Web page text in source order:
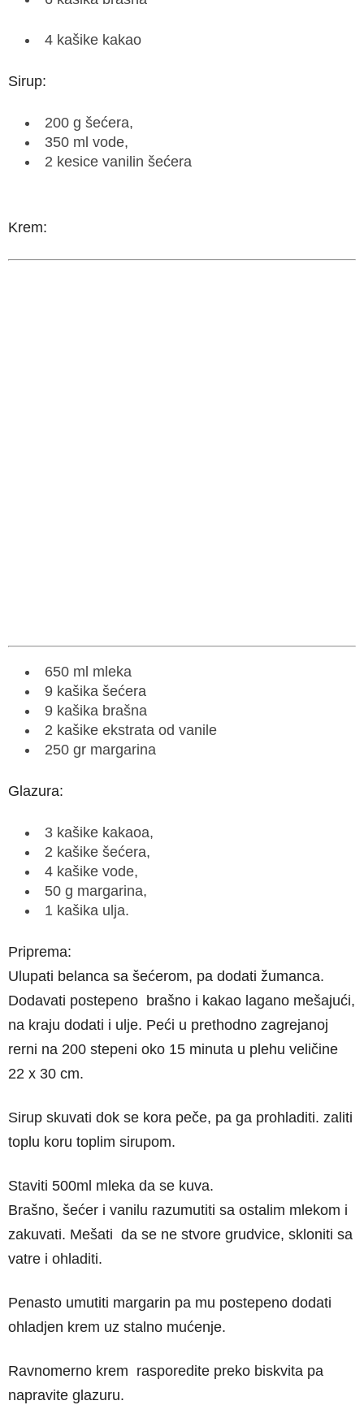
4 kašike kakao
Sirup:
200 g šećera,
350 ml vode,
2 kesice vanilin šećera
Krem:
650 ml mleka
9 kašika šećera
9 kašika brašna
2 kašike ekstrata od vanile
250 gr margarina
Glazura:
3 kašike kakaoa,
2 kašike šećera,
4 kašike vode,
50 g margarina,
1 kašika ulja.
Priprema:
Ulupati belanca sa šećerom, pa dodati žumanca.
Dodavati postepeno brašno i kakao lagano mešajući,
na kraju dodati i ulje. Peći u prethodno zagrejanoj
rerni na 200 stepeni oko 15 minuta u plehu veličine
22 x 30 cm.
Sirup skuvati dok se kora peče, pa ga prohladiti. zaliti
toplu koru toplim sirupom.
Staviti 500ml mleka da se kuva.
Brašno, šećer i vanilu razumutiti sa ostalim mlekom i
zakuvati. Mešati da se ne stvore grudvice, skloniti sa
vatre i ohladiti.
Penasto umutiti margarin pa mu postepeno dodati
ohladjen krem uz stalno mućenje.
Ravnomerno krem rasporedite preko biskvita pa
napravite glazuru.